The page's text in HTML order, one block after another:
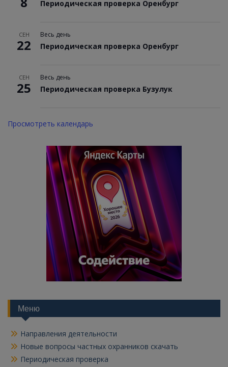
Периодическая проверка Оренбург
СЕН
22
Весь день
Периодическая проверка Оренбург
СЕН
25
Весь день
Периодическая проверка Бузулук
Просмотреть календарь
Меню
Направления деятельности
Новые вопросы частных охранников скачать
Периодическая проверка